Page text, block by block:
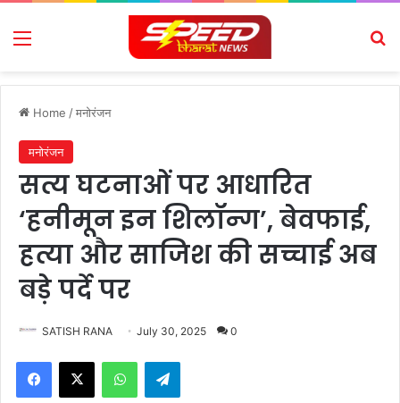
Menu
Home /मनोरंजन
मनोरंजन
सत्य घटनाओं पर आधारित
‘हनीमून इन शिलॉन्ग’, बेवफाई,
हत्या और साजिश की सच्चाई अब
बड़े पर्दे पर
SATISH RANA July 30, 2025 0
Facebook
X WhatsAppTelegram